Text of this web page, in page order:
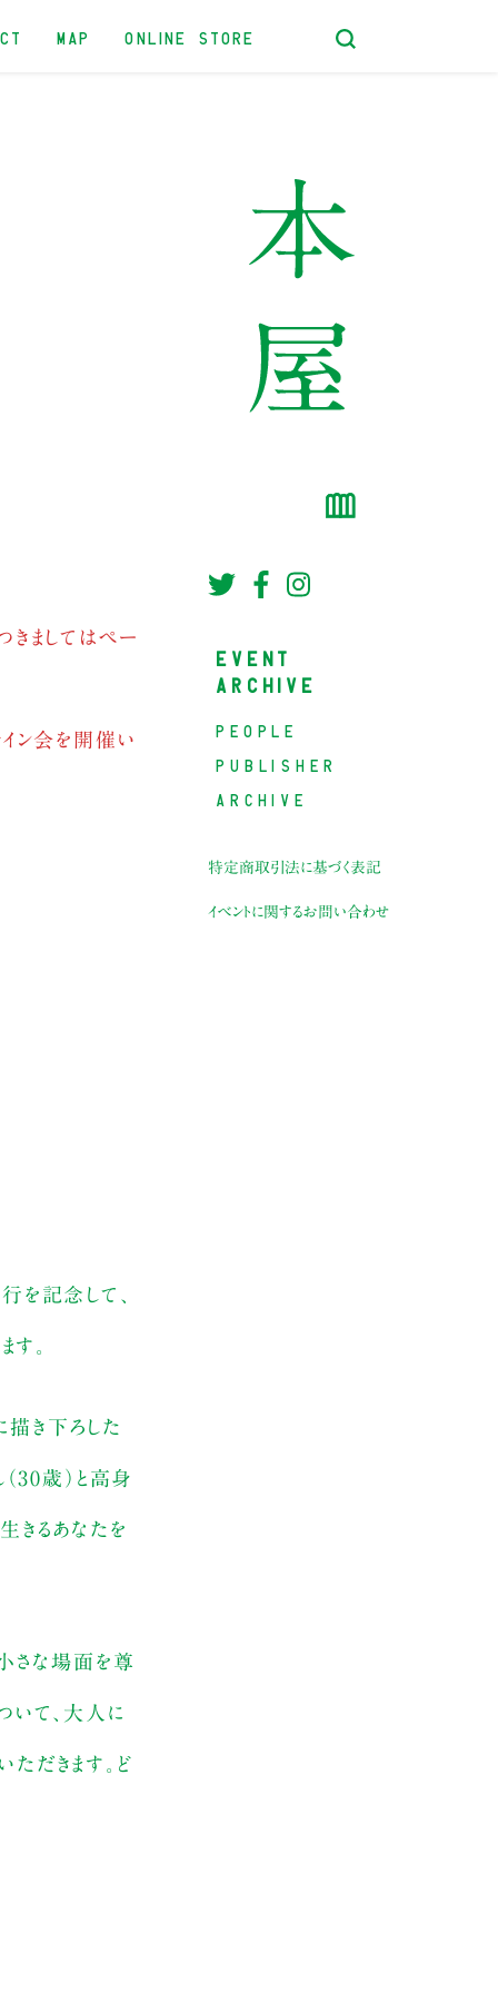
MAP ONLINE STORE
きましてはペー
ン会を開催い
を記念して、
。
描き下ろした
30歳）と高身
きるあなたを
さな場面を尊
て、大人に
だきます。ど
EVENT
ARCHIVE
PEOPLE
PUBLISHER
ARCHIVE
特定商取引法に基づく表記
イベントに関するお問い合わせ